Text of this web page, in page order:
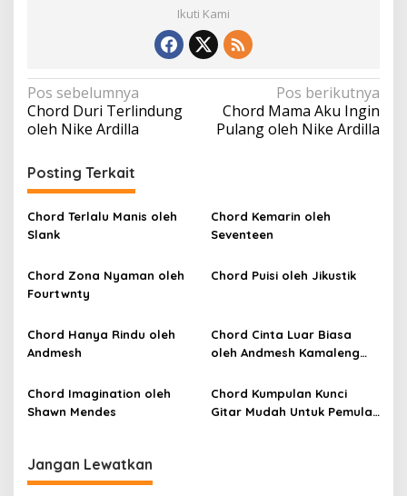
Ikuti Kami
N
a
i
g
a
s
i
p
o
s
Pos sebelumnya
Chord Duri Terlindung
oleh Nike Ardilla
Pos berikutnya
Chord Mama Aku Ingin
Pulang oleh Nike Ardilla
Posting Terkait
Chord Terlalu Manis oleh
Slank
Chord Kemarin oleh
Seventeen
Chord Zona Nyaman oleh
Fourtwnty
Chord Puisi oleh Jikustik
Chord Hanya Rindu oleh
Andmesh
Chord Cinta Luar Biasa
oleh Andmesh Kamaleng
SKA)
Chord Imagination oleh
Shawn Mendes
Chord Kumpulan Kunci
Gitar Mudah Untuk Pemula
Jangan Lewatkan